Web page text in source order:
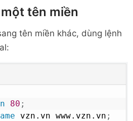
tên miền
tên miền khác, dùng lệnh
80 ;
vzn.vn www.vzn.vn ;